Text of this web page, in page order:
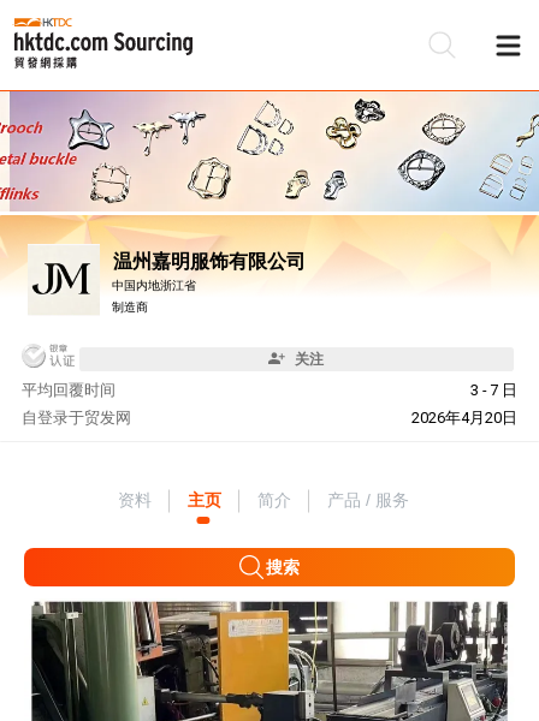
温州嘉明服饰有限公司
中国内地浙江省
制造商
关注
平均回覆时间
3 - 7 日
自
2026年4月20日
登录于贸发网
资料 主页 简介 产品 / 服务
搜索